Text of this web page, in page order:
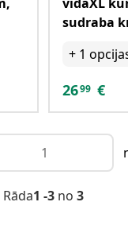
sudraba
+ 1
2699 €
Rāda1 -3 no 3